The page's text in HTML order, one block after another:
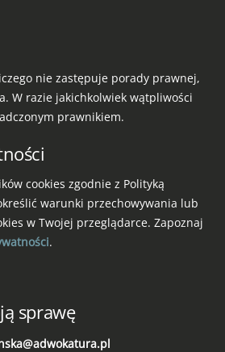
nie zastępuje porady prawnej,
W razie jakichkolwiek wątpliwości
prawnikiem.
cookies zgodnie z Polityką
warunki przechowywania lub
w Twojej przeglądarce. Zapoznaj
.
sprawę